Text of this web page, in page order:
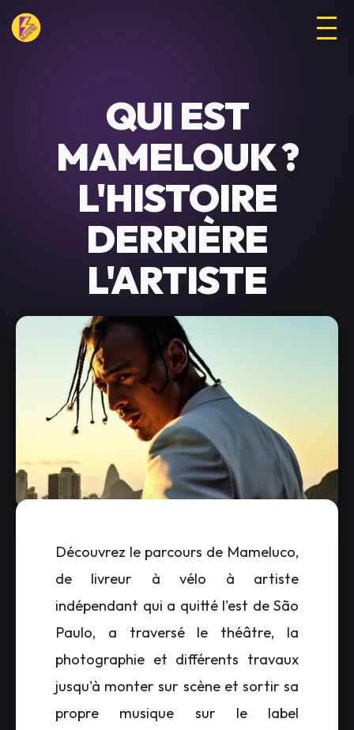
QUI EST
MAMELOUK ?
L'HISTOIRE
DERRIÈRE
L'ARTISTE
Découvrez le parcours de Mameluco,
de livreur à vélo à artiste
indépendant qui a quitté l'est de São
Paulo, a traversé le théâtre, la
photographie et différents travaux
jusqu'à monter sur scène et sortir sa
propre musique sur le label